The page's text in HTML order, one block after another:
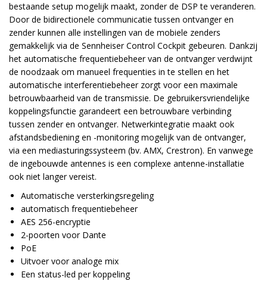
bestaande setup mogelijk maakt, zonder de DSP te veranderen.
Door de bidirectionele communicatie tussen ontvanger en
zender kunnen alle instellingen van de mobiele zenders
gemakkelijk via de Sennheiser Control Cockpit gebeuren. Dankzij
het automatische frequentiebeheer van de ontvanger verdwijnt
de noodzaak om manueel frequenties in te stellen en het
automatische interferentiebeheer zorgt voor een maximale
betrouwbaarheid van de transmissie. De gebruikersvriendelijke
koppelingsfunctie garandeert een betrouwbare verbinding
tussen zender en ontvanger. Netwerkintegratie maakt ook
afstandsbediening en -monitoring mogelijk van de ontvanger,
via een mediasturingssysteem (bv. AMX, Crestron). En vanwege
de ingebouwde antennes is een complexe antenne-installatie
ook niet langer vereist.
Automatische versterkingsregeling
automatisch frequentiebeheer
AES 256-encryptie
2-poorten voor Dante
PoE
Uitvoer voor analoge mix
Een status-led per koppeling